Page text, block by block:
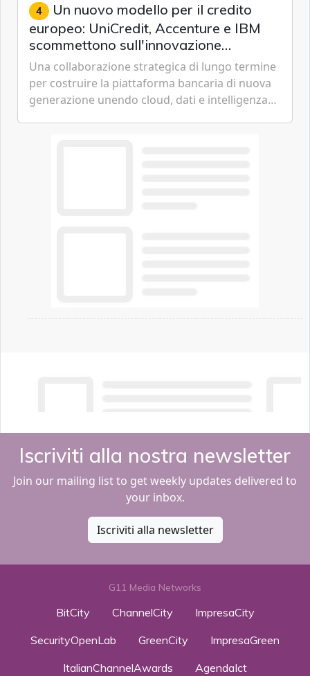
4 Un nuovo modello per il credito
europeo: UniCredit, Accenture e IBM
scommettono sull'innovazione
tecnologica
Una collaborazione strategica di lungo termine
per costruire la piattaforma bancaria di nuova
generazione unendo cloud, dati e intelligenza
Iscriviti alla nostra newsletter
Join our mailing list to get weekly updates delivered to
your inbox.
Iscriviti alla newsletter
G11 Media Networks
BitCity ChannelCity
ImpresaCity
SecurityOpenLab
GreenCity
ImpresaGreen
ItalianChannelAwards
AgendaIct